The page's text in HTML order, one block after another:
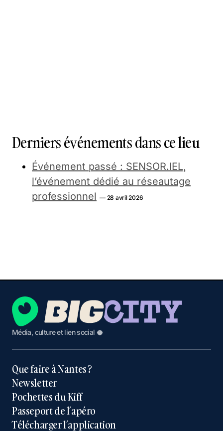
Derniers événements dans ce lieu
Événement passé : SENSOR.IEL,
l’événement dédié au réseautage
professionnel — 28 avril 2026
Média, culture et lien social 🥥
Que faire à Nantes ?
Newsletter
Pochettes du Kiff
Passeport de l’apéro
Télécharger l’application